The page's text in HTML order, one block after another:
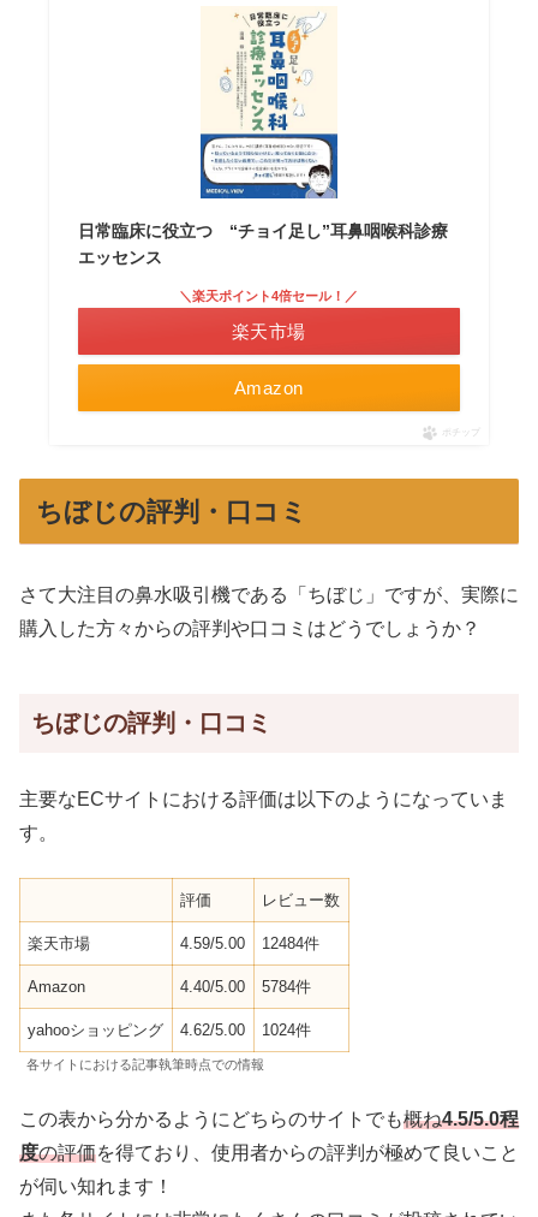
日常臨床に役立つ “チョイ足し”耳鼻咽喉科診療
エッセンス
Amazon
＼楽天ポイント4倍セール！／
楽天市場
ポチップ
ちぼじの評判・口コミ
さて大注目の鼻水吸引機である「ちぼじ」ですが、実際に
購入した方々からの評判や口コミはどうでしょうか？
ちぼじの評判・口コミ
主要なECサイトにおける評価は以下のようになっていま
す。
評価 レビュー数
楽天市場 4.59/5.00 12484件
Amazon 4.40/5.00 5784件
yahooショッピング 4.62/5.00 1024件
各サイトにおける記事執筆時点での情報
この表から分かるようにどちらのサイトでも概ね4.5/5.0程
度の評価を得ており、使用者からの評判が極めて良いこと
が伺い知れます！